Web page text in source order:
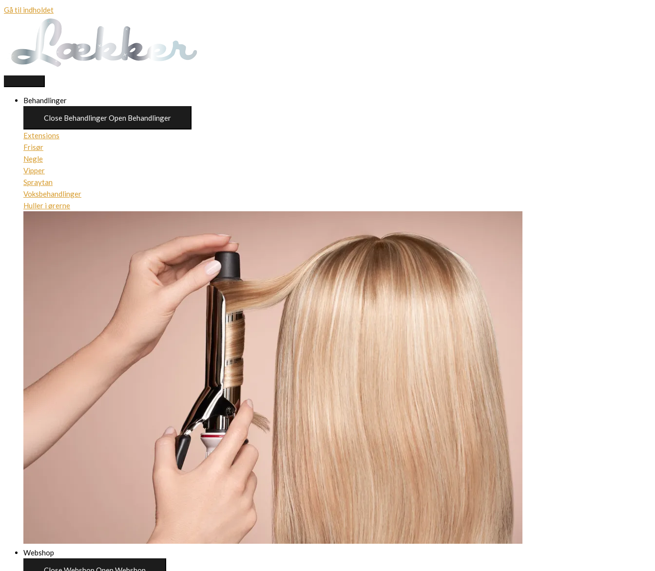
Gå til indholdet
Behandlinger
Close BehandlingerOpen Behandlinger
Extensions
Frisør
Negle
Vipper
Spraytan
Voksbehandlinger
Huller i ørerne
Webshop